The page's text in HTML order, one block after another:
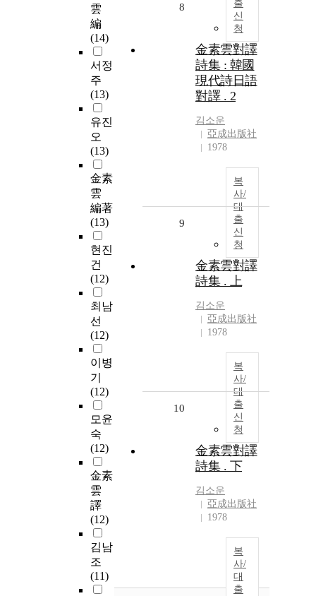
雲
編
(14)
서정
주
(13)
유진
오
(13)
金素
雲
編著
(13)
현진
건
(12)
최남
선
(12)
이병
기
(12)
모윤
숙
(12)
金素
雲
譯
(12)
김남
조
(11)
출
신
청
8
金素雲對譯
詩集 : 韓國
現代詩日語
對譯 . 2
김소운
亞成出版社
1978
복
사/
대
출
신
청
9
金素雲對譯
詩集 . 上
김소운
亞成出版社
1978
복
사/
대
출
신
청
10
金素雲對譯
詩集 . 下
김소운
亞成出版社
1978
복
사/
대
출